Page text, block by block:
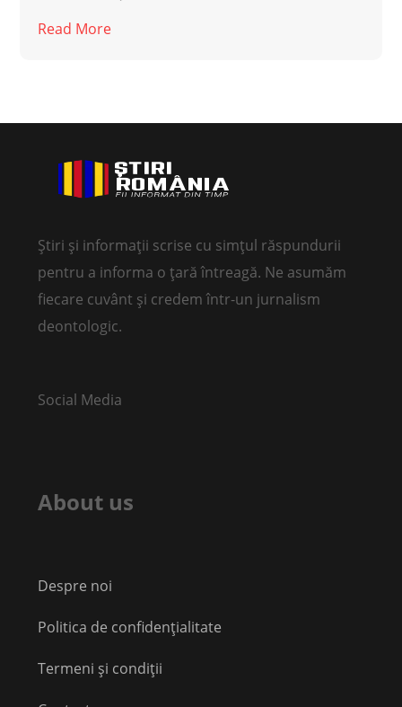
Read More
Știri și informații scrise cu simțul răspundurii
pentru a informa o țară întreagă. Ne asumăm
fiecare cuvânt și credem într-un jurnalism
deontologic.
Social Media
About us
Despre noi
Politica de confidențialitate
Termeni și condiții